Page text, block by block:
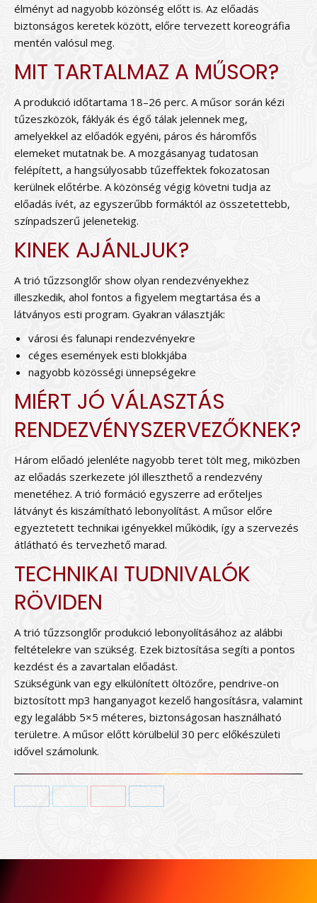
élményt ad nagyobb közönség előtt is. Az előadás
biztonságos keretek között, előre tervezett koreográfia
mentén valósul meg.
MIT TARTALMAZ A MŰSOR?
A produkció időtartama 18–26 perc. A műsor során kézi
tűzeszközök, fáklyák és égő tálak jelennek meg,
amelyekkel az előadók egyéni, páros és háromfős
elemeket mutatnak be. A mozgásanyag tudatosan
felépített, a hangsúlyosabb tűzeffektek fokozatosan
kerülnek előtérbe. A közönség végig követni tudja az
előadás ívét, az egyszerűbb formáktól az összetettebb,
színpadszerű jelenetekig.
KINEK AJÁNLJUK?
A trió tűzzsonglőr show olyan rendezvényekhez
illeszkedik, ahol fontos a figyelem megtartása és a
látványos esti program. Gyakran választják:
városi és falunapi rendezvényekre
céges események esti blokkjába
nagyobb közösségi ünnepségekre
MIÉRT JÓ VÁLASZTÁS
RENDEZVÉNYSZERVEZŐKNEK?
Három előadó jelenléte nagyobb teret tölt meg, miközben
az előadás szerkezete jól illeszthető a rendezvény
menetéhez. A trió formáció egyszerre ad erőteljes
látványt és kiszámítható lebonyolítást. A műsor előre
egyeztetett technikai igényekkel működik, így a szervezés
átlátható és tervezhető marad.
TECHNIKAI TUDNIVALÓK
RÖVIDEN
A trió tűzzsonglőr produkció lebonyolításához az alábbi
feltételekre van szükség. Ezek biztosítása segíti a pontos
kezdést és a zavartalan előadást.
Szükségünk van egy elkülönített öltözőre, pendrive-on
biztosított mp3 hanganyagot kezelő hangosításra, valamint
egy legalább 5×5 méteres, biztonságosan használható
területre. A műsor előtt körülbelül 30 perc előkészületi
idővel számolunk.
FacebookTwitterPinterestLinkedIn